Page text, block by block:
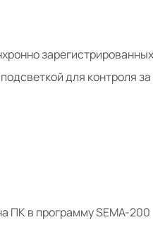
для контроля
ПК в программу SEMA-200